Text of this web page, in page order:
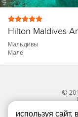
Мальдивы
Мале
©
используя сайт,